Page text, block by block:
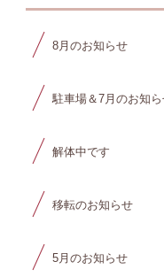
8月のお知らせ
駐車場＆7月のお知
解体中です
移転のお知らせ
5月のお知らせ